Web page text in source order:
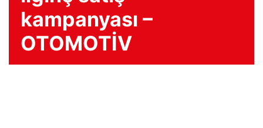
kampanyası –
OTOMOTİV